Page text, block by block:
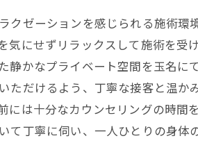
クゼーションを感じられる施術環
気にせずリラックスして施術を受
静かなプライベート空間を玉名に
ただけるよう、丁寧な接客と温か
には十分なカウンセリングの時間
て丁寧に伺い、一人ひとりの身体